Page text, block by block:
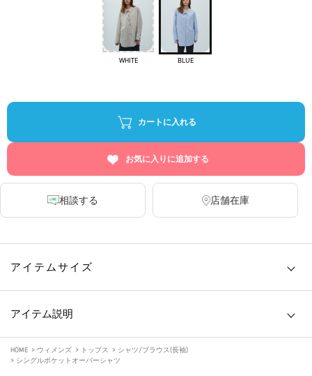
WHITE BLUE
カートに入れる
お気に入りに追加する
相談する 店舗在庫
アイテムサイズ
アイテム説明
HOME > ウィメンズ > トップス > シャツ/ブラウス(長袖)
> シングルポケットオーバーシャツ